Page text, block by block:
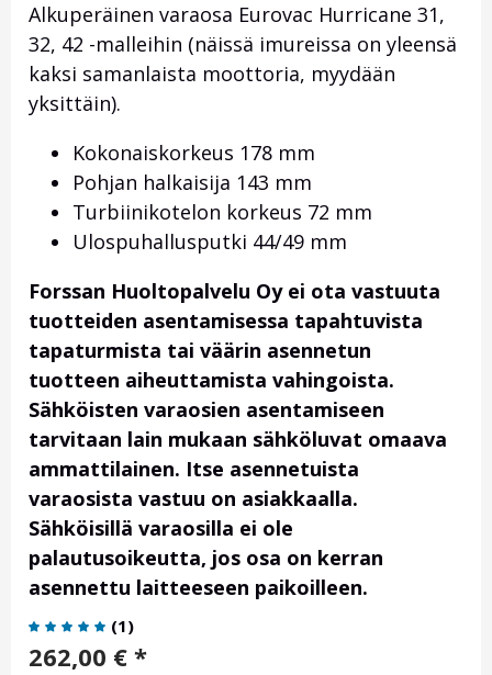
Alkuperäinen varaosa Eurovac Hurricane 31,
32, 42 -malleihin (näissä imureissa on yleensä
kaksi samanlaista moottoria, myydään
yksittäin).
Kokonaiskorkeus 178 mm
Pohjan halkaisija 143 mm
Turbiinikotelon korkeus 72 mm
Ulospuhallusputki 44/49 mm
Forssan Huoltopalvelu Oy ei ota vastuuta
tuotteiden asentamisessa tapahtuvista
tapaturmista tai väärin asennetun
tuotteen aiheuttamista vahingoista.
Sähköisten varaosien asentamiseen
tarvitaan lain mukaan sähköluvat omaava
ammattilainen. Itse asennetuista
varaosista vastuu on asiakkaalla.
Sähköisillä varaosilla ei ole
palautusoikeutta, jos osa on kerran
asennettu laitteeseen paikoilleen.
(1)
262,00 € *